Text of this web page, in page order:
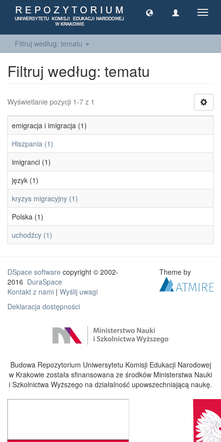
Filtruj według: tematu
Filtruj według: tematu
Wyświetlanie pozycji 1-7 z 1
emigracja i imigracja (1)
Hiszpania (1)
imigranci (1)
język (1)
kryzys migracyjny (1)
Polska (1)
uchodźcy (1)
DSpace software copyright © 2002-
2016 DuraSpace
Kontakt z nami | Wyślij uwagi
Deklaracja dostępności
Theme by
Budowa Repozytorium Uniwersytetu Komisji Edukacji Narodowej
w Krakowie została sfinansowana ze środków Ministerstwa Nauki
i Szkolnictwa Wyższego na działalność upowszechniającą naukę.